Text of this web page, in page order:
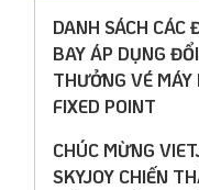
DANH SÁCH CÁC
BAY ÁP DỤNG ĐỔI
THƯỞNG VÉ MÁY
FIXED POINT
CHÚC MỪNG
SKYJOY CHIẾN